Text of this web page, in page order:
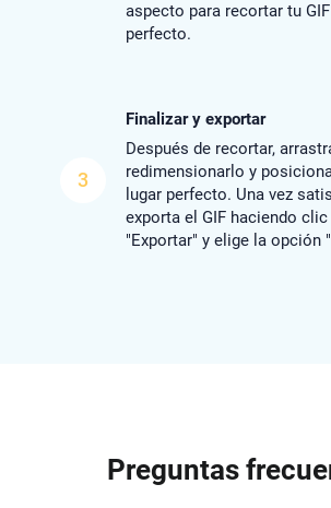
aspecto para recortar tu
perfecto.
3
Finalizar y exportar
Después de recortar,
redimensionarlo y
lugar perfecto. Una vez
exporta el GIF haciendo clic
"Exportar" y elige la opción
Preguntas